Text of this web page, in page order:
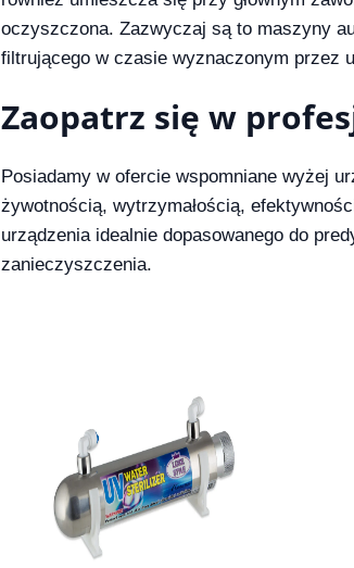
oczyszczona. Zazwyczaj są to maszyny
filtrującego w czasie wyznaczonym przez
Zaopatrz się w
Posiadamy w ofercie wspomniane wyżej
żywotnością, wytrzymałością,
urządzenia idealnie dopasowanego do
zanieczyszczenia.